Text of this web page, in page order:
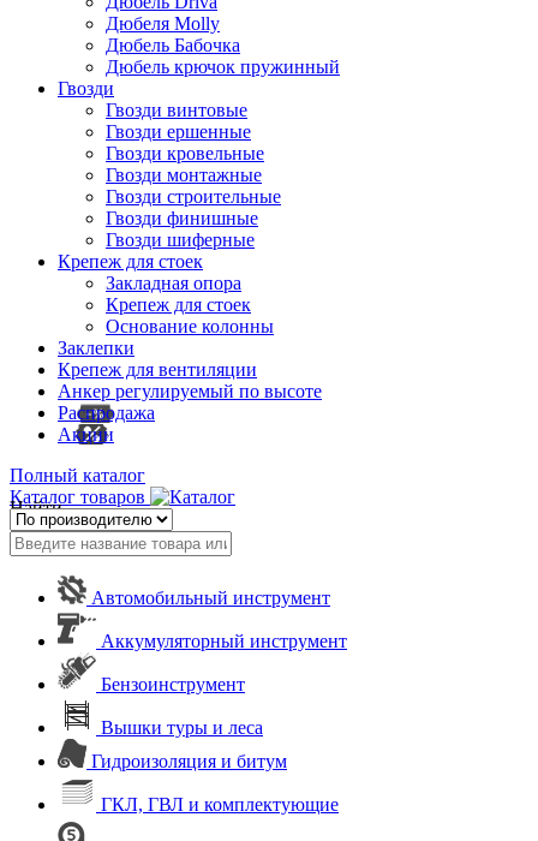
Дюбеля Molly
Дюбель Бабочка
Дюбель крючок пружинный
Гвозди
Гвозди винтовые
Гвозди ершенные
Гвозди кровельные
Гвозди монтажные
Гвозди строительные
Гвозди финишные
Гвозди шиферные
Крепеж для стоек
Закладная опора
Крепеж для стоек
Основание колонны
Заклепки
Крепеж для вентиляции
Анкер регулируемый по высоте
Распродажа
Акции
Полный каталог
Каталог товаров
Найти
Автомобильный инструмент
Аккумуляторный инструмент
Бензоинструмент
Вышки туры и леса
Гидроизоляция и битум
ГКЛ, ГВЛ и комплектующие